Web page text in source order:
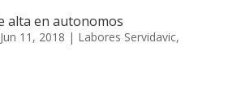
alta en autonomos
Jun 11, 2018 | Labores Servidavic,